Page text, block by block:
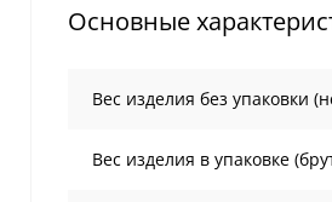
Основные
Вес изделия без упаковки
Вес изделия в упаковке